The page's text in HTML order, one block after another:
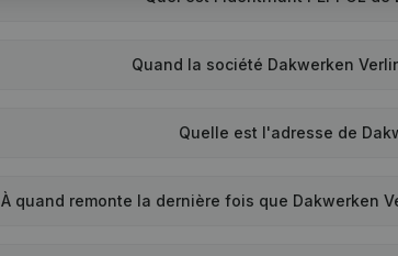
Quand la société Dakwerken
Quelle est l'adresse de
À quand remonte la dernière fois que Dakwerken